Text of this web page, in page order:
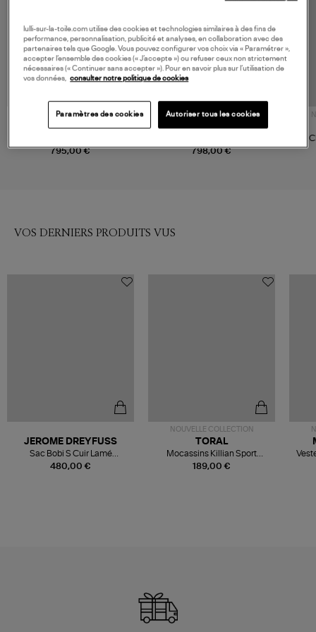
795,00 €
ZIMMERMANN
Blue
798,00 €
CULT GAIA
VOS DERNIERS PRODUITS VUS
480,00 €
JEROME DREYFUSS
Sac Bobi S Cuir Lamé
Champagne
NOUVELLE COLLECTION
189,00 €
TORAL
Mocassins Killian Sport
Mousse
lulli-sur-la-toile.com utilise des cookies et technologies similaires à des fins de
performance, personnalisation, publicité et analyses, en collaboration avec des
partenaires tels que Google. Vous pouvez configurer vos choix via « Paramétrer »,
accepter l’ensemble des cookies (« J’accepte ») ou refuser ceux non strictement
nécessaires (« Continuer sans accepter »). Pour en savoir plus sur l’utilisation de
vos données,
consulter notre politique de cookies
Paramètres des cookies Autoriser tous les cookies